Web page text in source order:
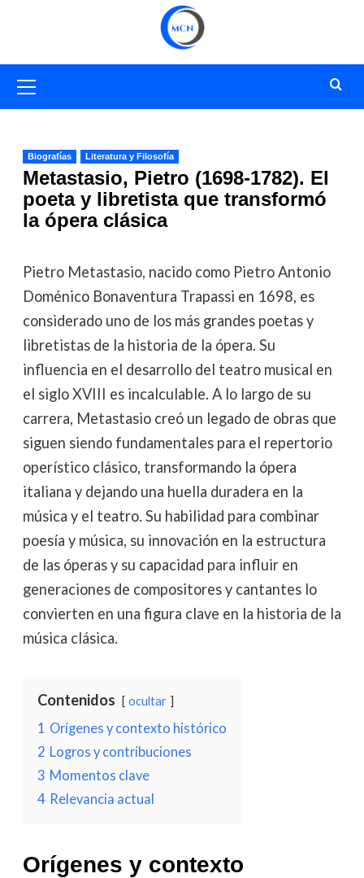
primario
Biografías Literatura y Filosofía
Metastasio, Pietro (1698-1782). El
poeta y libretista que transformó
la ópera clásica
Pietro Metastasio, nacido como Pietro Antonio
Doménico Bonaventura Trapassi en 1698, es
considerado uno de los más grandes poetas y
libretistas de la historia de la ópera. Su
influencia en el desarrollo del teatro musical en
el siglo XVIII es incalculable. A lo largo de su
carrera, Metastasio creó un legado de obras que
siguen siendo fundamentales para el repertorio
operístico clásico, transformando la ópera
italiana y dejando una huella duradera en la
música y el teatro. Su habilidad para combinar
poesía y música, su innovación en la estructura
de las óperas y su capacidad para influir en
generaciones de compositores y cantantes lo
convierten en una figura clave en la historia de la
música clásica.
Contenidos ocultar
1 Orígenes y contexto histórico
2 Logros y contribuciones
3 Momentos clave
4 Relevancia actual
Orígenes y contexto